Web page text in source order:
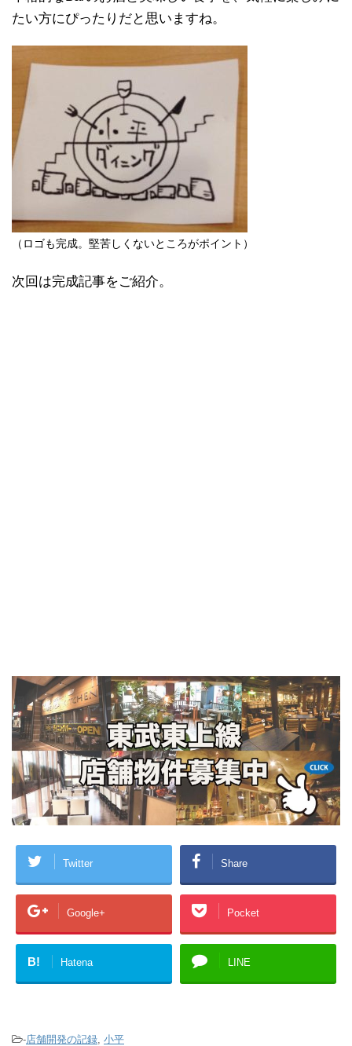
たい方にぴったりだと思いますね。
（ロゴも完成。堅苦しくないところがポイント）
次回は完成記事をご紹介。
Twitter Share
Google+ Pocket
B! Hatena LINE
-店舗開発の記録 小平